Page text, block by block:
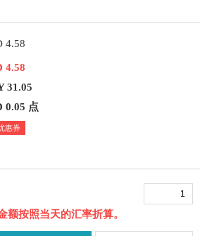
4.58
4.58
31.05
0.05 点
惠券
额按照当天的汇率折算。